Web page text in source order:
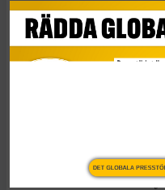
barnvittnen är den så
ut flera kvinnor som
– och han själv dömdes
Ett dåtida sätt att
DET GLOBALA